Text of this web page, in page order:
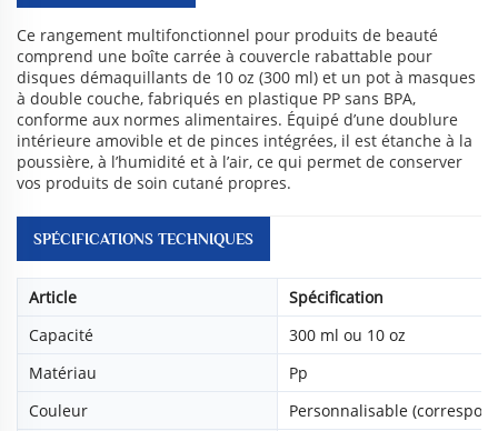
Ce rangement multifonctionnel pour produits de beauté
comprend une boîte carrée à couvercle rabattable pour
disques démaquillants de 10 oz (300 ml) et un pot à masques
à double couche, fabriqués en plastique PP sans BPA,
conforme aux normes alimentaires. Équipé d’une doublure
intérieure amovible et de pinces intégrées, il est étanche à la
poussière, à l’humidité et à l’air, ce qui permet de conserver
vos produits de soin cutané propres.
SPÉCIFICATIONS TECHNIQUES
Article
Spécification
Capacité
300 ml ou 10 oz
Matériau
Pp
Couleur
Personnalisable